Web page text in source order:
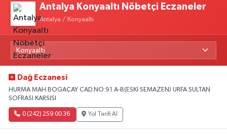
Antalya Konyaaltı Nöbetçi Eczaneler
Antalya / Konyaaltı
Dağ Eczanesi
HURMA MAH.BOGAÇAY CAD.NO:91 A-B(ESKI SEMAZEN) URFA SULTAN
SOFRASI KARSISI
0 (242) 259 00 36 Yol Tarifi Al